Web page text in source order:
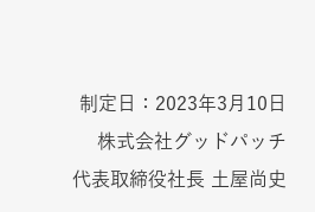
制定日：2023年3月10日
株式会社グッドパッチ
代表取締役社長 土屋尚史